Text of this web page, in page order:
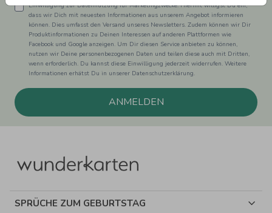
Einwilligung zur Datennutzung für Marketingzwecke: Hiermit willigst Du ein,
dass wir Dich mit neuesten Informationen aus unserem Angebot informieren
können. Dies umfasst den Versand unseres Newsletters. Zudem können wir Dir
Produktinformationen zu Deinen Interessen auf anderen Plattformen wie
Facebook und Google anzeigen. Um Dir diesen Service anbieten zu können,
nutzen wir Deine personenbezogenen Daten und teilen diese auch mit Dritten,
wenn erforderlich. Du kannst diese Einwilligung jederzeit widerrufen. Weitere
Informationen erhätst Du in unserer Datenschutzerklärung.
ANMELDEN
SPRÜCHE ZUM GEBURTSTAG